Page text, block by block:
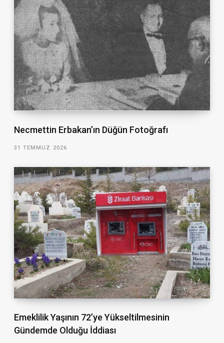
Necmettin Erbakan’ın Düğün Fotoğrafı
31 TEMMUZ 2026
Emeklilik Yaşının 72’ye Yükseltilmesinin
Gündemde Olduğu İddiası